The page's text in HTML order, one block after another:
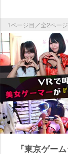
1ページ目／全2ページ
『東京ゲーム